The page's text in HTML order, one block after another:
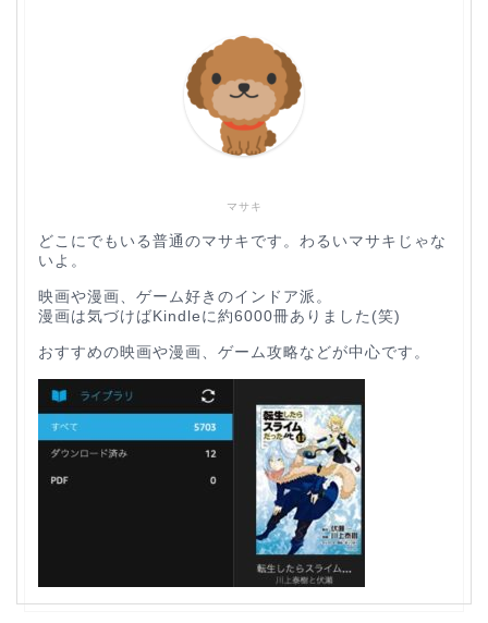
マサキ
どこにでもいる普通のマサキです。わるいマサキじゃな
いよ。
映画や漫画、ゲーム好きのインドア派。
漫画は気づけばKindleに約6000冊ありました(笑)
おすすめの映画や漫画、ゲーム攻略などが中心です。